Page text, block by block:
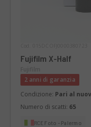
Fujifilm X-Half
2 anni di garanzia
Condizione: Pari al
Numero di scatti: 65
RCE Foto - Palermo